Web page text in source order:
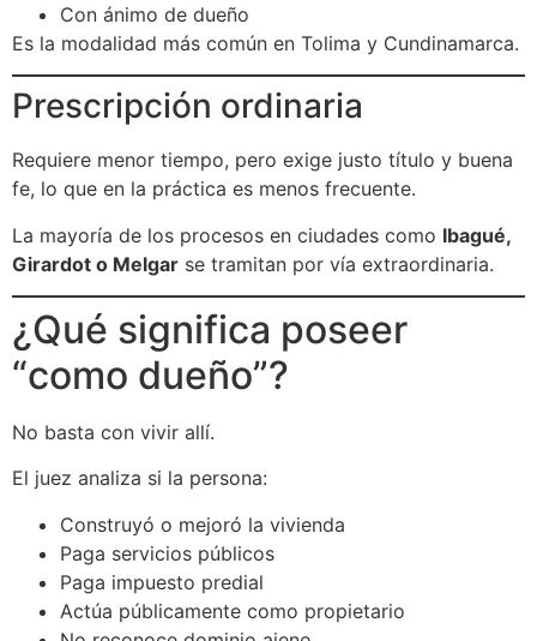
Con ánimo de dueño
Es la modalidad más común en Tolima y Cundinamarca.
Prescripción ordinaria
Requiere menor tiempo, pero exige justo título y buena
fe, lo que en la práctica es menos frecuente.
La mayoría de los procesos en ciudades como Ibagué,
Girardot o Melgar se tramitan por vía extraordinaria.
¿Qué significa poseer
“como dueño”?
No basta con vivir allí.
El juez analiza si la persona:
Construyó o mejoró la vivienda
Paga servicios públicos
Paga impuesto predial
Actúa públicamente como propietario